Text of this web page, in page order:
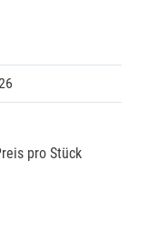
pro Stück